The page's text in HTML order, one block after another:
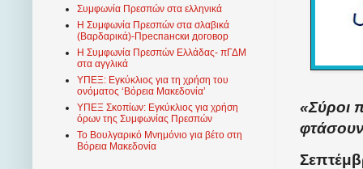
«Σύροι
Συμφωνία Πρεσπών στα ελληνικά
Η Συμφωνία Πρεσπών στα σλαβικά
(Βαρδαρικά)-Преспански договор
Η Συμφωνία Πρεσπών Ελλάδας- πΓΔΜ
στα αγγλικά
ΥΠΕΞ: Εγκύκλιος για τη χρήση του
ονόματος ‘Βόρεια Μακεδονία’
ΥΠΕΞ Σκοπίων: Εγκύκλιος για χρήση
όρων της Συμφωνίας Πρεσπών
Το Βουλγαρικό Μνημόνιο για βέτο στη
Βόρεια Μακεδονία